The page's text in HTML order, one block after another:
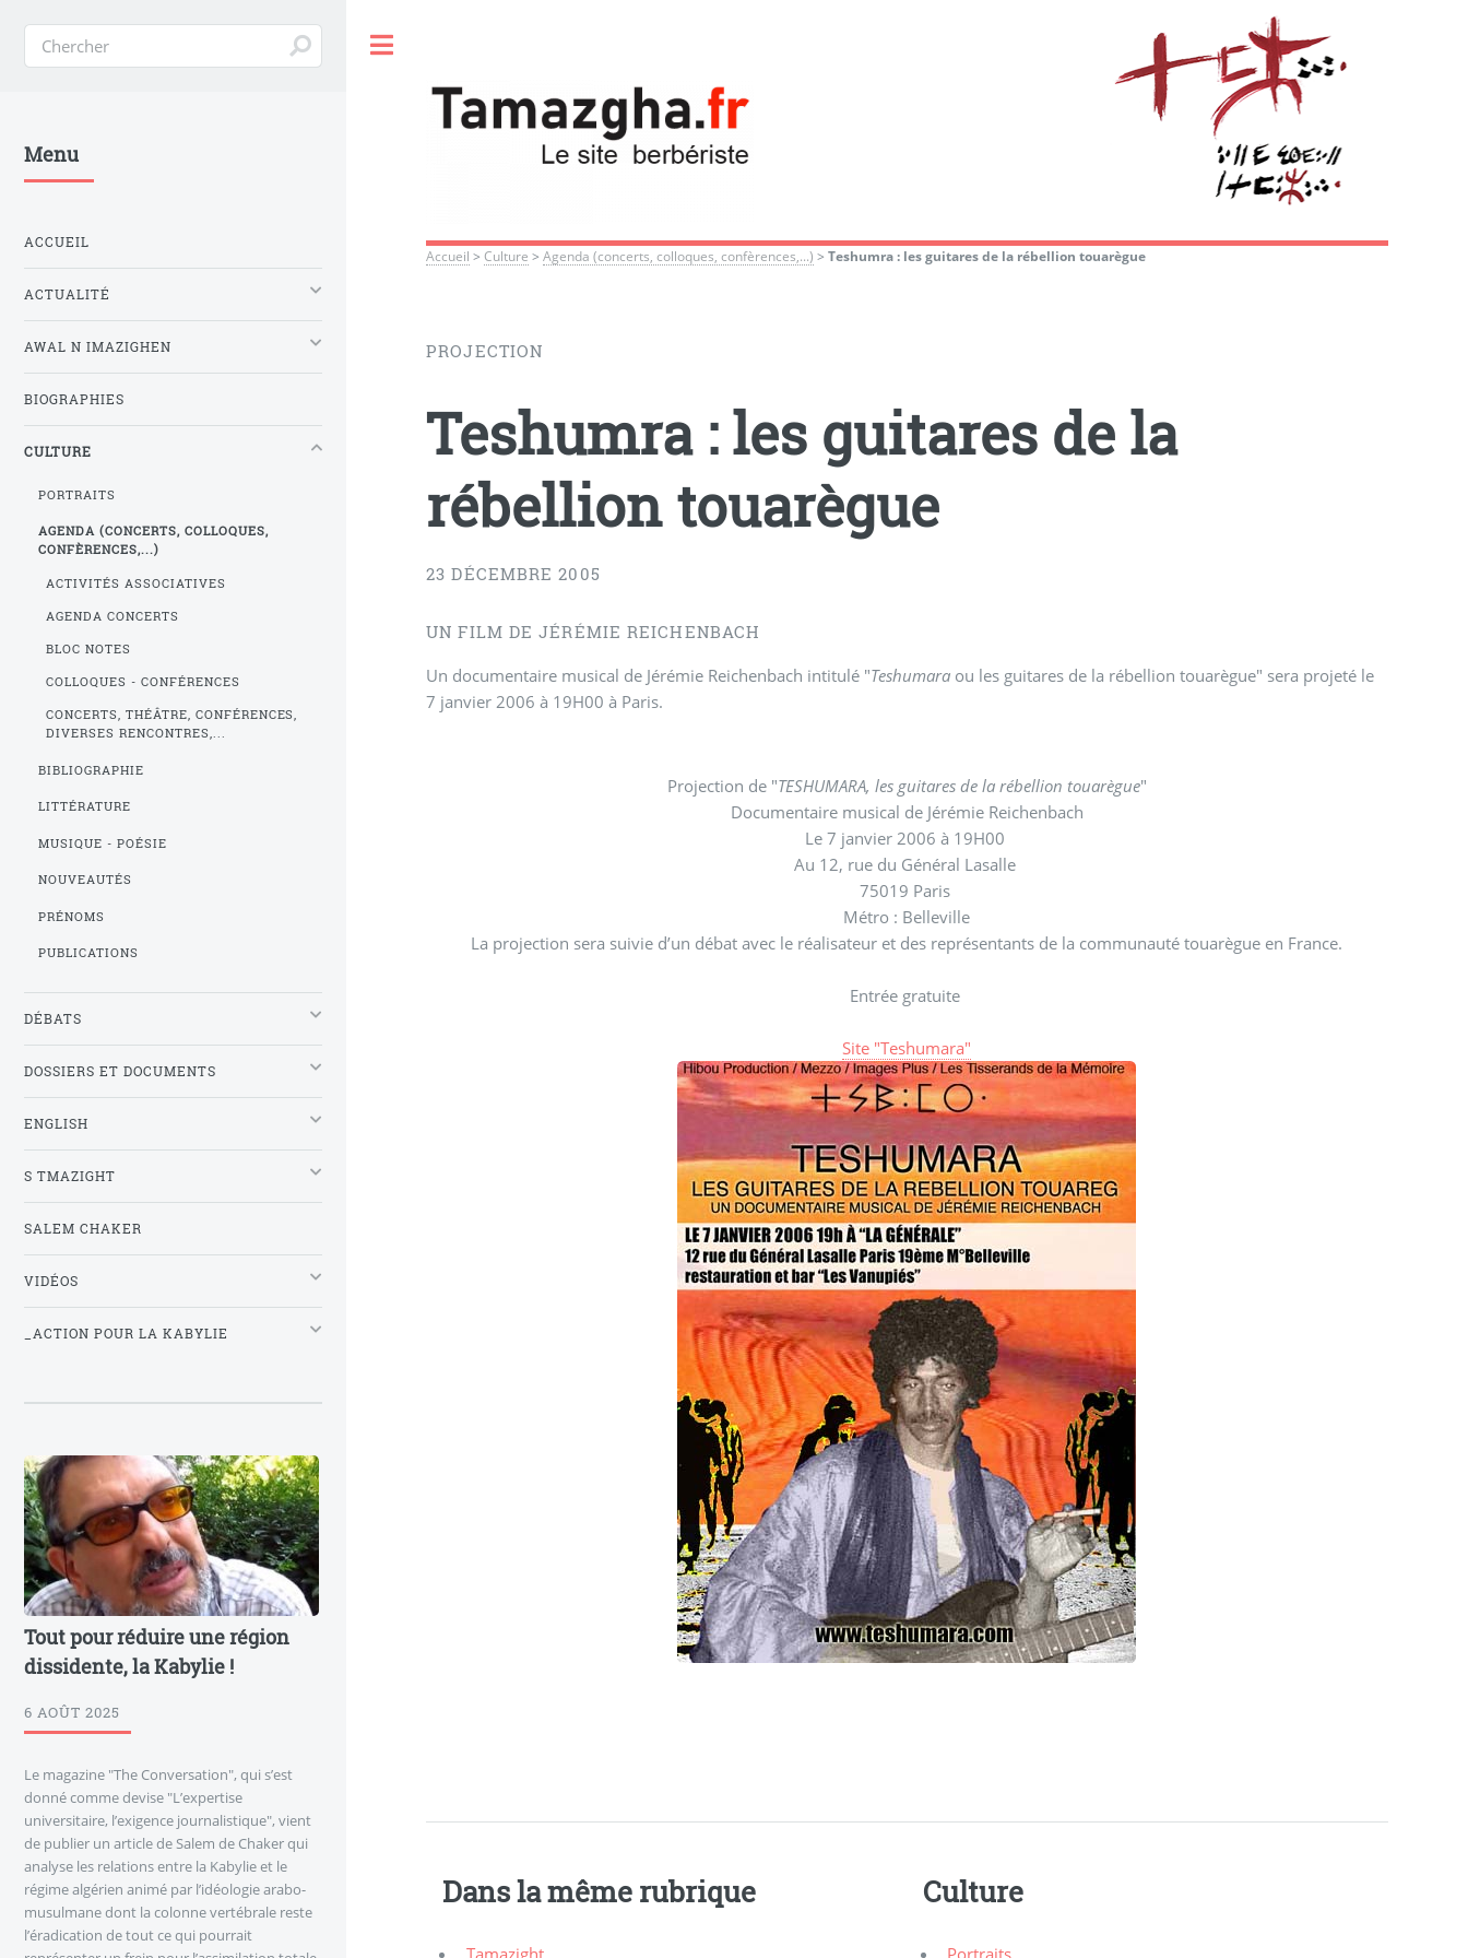
Accueil >Culture >Agenda (concerts, colloques, confèrences,...) >Teshumra : les guitares de la rébellion touarègue
PROJECTION
Teshumra : les guitares de la
rébellion touarègue
23 DÉCEMBRE 2005
UN FILM DE JÉRÉMIE REICHENBACH
Un documentaire musical de Jérémie Reichenbach intitulé "Teshumara ou les guitares de la rébellion touarègue" sera projeté le
7 janvier 2006 à 19H00 à Paris.
Projection de "TESHUMARA, les guitares de la rébellion touarègue"
Documentaire musical de Jérémie Reichenbach
Le 7 janvier 2006 à 19H00
Au 12, rue du Général Lasalle
75019 Paris
Métro : Belleville
La projection sera suivie d’un débat avec le réalisateur et des représentants de la communauté touarègue en France.
Entrée gratuite
Site "Teshumara"
Dans la même rubrique
Tamazight
Culture
Portraits
Menu
ACCUEIL
ACTUALITÉ
AWAL N IMAZIGHEN
BIOGRAPHIES
CULTURE
PORTRAITS
AGENDA (CONCERTS, COLLOQUES,
CONFÈRENCES,...)
ACTIVITÉS ASSOCIATIVES
AGENDA CONCERTS
BLOC NOTES
COLLOQUES - CONFÉRENCES
CONCERTS, THÉÂTRE, CONFÉRENCES,
DIVERSES RENCONTRES,...
BIBLIOGRAPHIE
LITTÉRATURE
MUSIQUE - POÉSIE
NOUVEAUTÉS
PRÉNOMS
PUBLICATIONS
DÉBATS
DOSSIERS ET DOCUMENTS
ENGLISH
S TMAZIGHT
SALEM CHAKER
VIDÉOS
_ACTION POUR LA KABYLIE
Tout pour réduire une région
dissidente, la Kabylie !
6 AOÛT 2025
Le magazine "The Conversation", qui s’est
donné comme devise "L’expertise
universitaire, l’exigence journalistique", vient
de publier un article de Salem de Chaker qui
analyse les relations entre la Kabylie et le
régime algérien animé par l’idéologie arabo-
musulmane dont la colonne vertébrale reste
l’éradication de tout ce qui pourrait